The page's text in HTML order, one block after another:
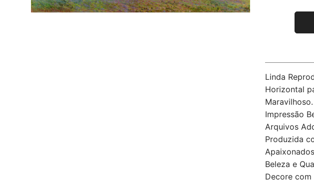
Linda
Horizontal
Maravilhoso.
Impressão
Arquivos
Produzida
Beleza e
Decore com